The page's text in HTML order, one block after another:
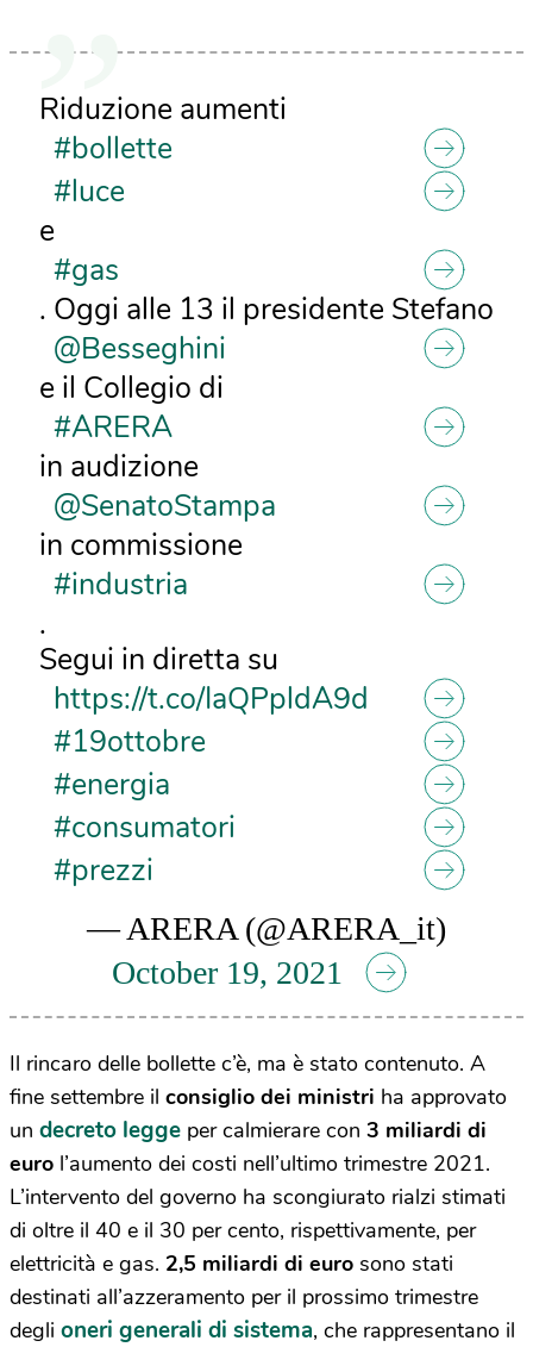
Riduzione aumenti
#bollette
#luce
e
#gas
. Oggi alle 13 il presidente Stefano
@Besseghini
e il Collegio di
#ARERA
in audizione
@SenatoStampa
in commissione
#industria
.
Segui in diretta su
https://t.co/IaQPpldA9d
#19ottobre
#energia
#consumatori
#prezzi
— ARERA (@ARERA_it)
October 19, 2021
Il rincaro delle bollette c’è, ma è stato contenuto. A
fine settembre il consiglio dei ministri ha approvato
un decreto legge per calmierare con 3 miliardi di
euro l’aumento dei costi nell’ultimo trimestre 2021.
L’intervento del governo ha scongiurato rialzi stimati
di oltre il 40 e il 30 per cento, rispettivamente, per
elettricità e gas. 2,5 miliardi di euro sono stati
destinati all’azzeramento per il prossimo trimestre
degli oneri generali di sistema, che rappresentano il